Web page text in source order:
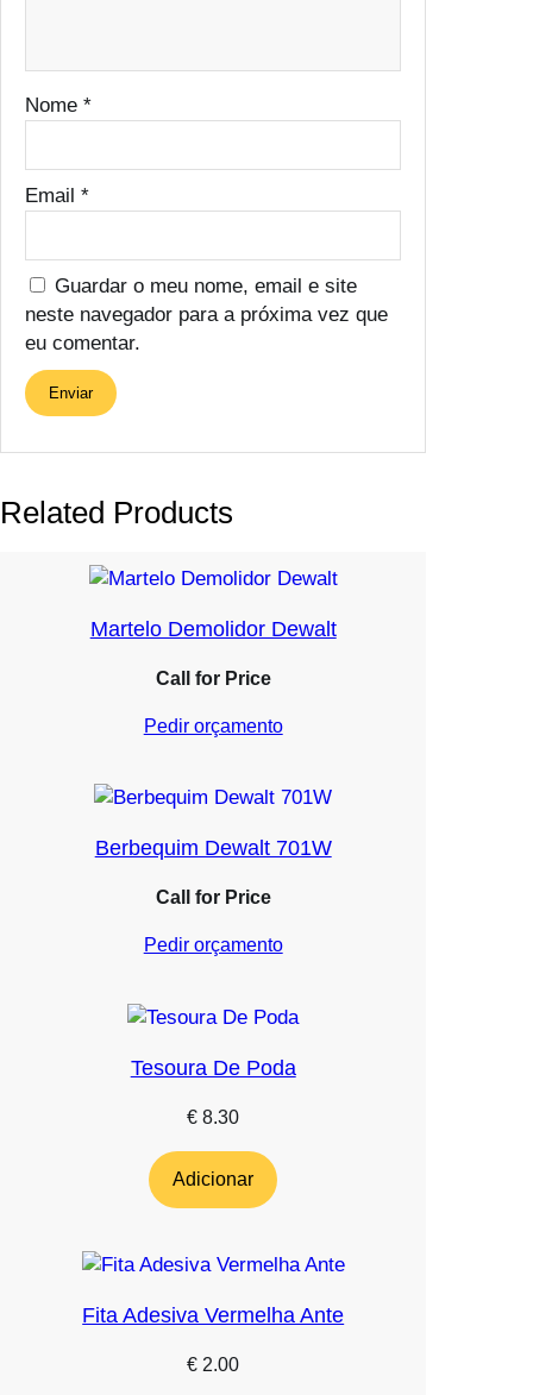
Nome *
Email *
Guardar o meu nome, email e site
neste navegador para a próxima vez que
eu comentar.
Related Products
Martelo Demolidor Dewalt
Call for Price
Pedir orçamento
Berbequim Dewalt 701W
Call for Price
Pedir orçamento
Tesoura De Poda
€ 8.30
Adicionar
Fita Adesiva Vermelha Ante
€ 2.00